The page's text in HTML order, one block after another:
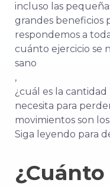
incluso las
grandes beneficios
respondemos a
cuánto ejercicio se
sano
,
¿cuál es la
necesita para
movimientos son
Siga leyendo para